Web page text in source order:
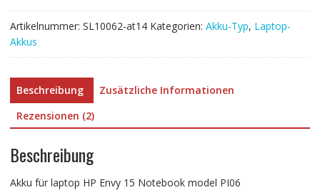
PI06
Menge
Artikelnummer: SL10062-at14 Kategorien: Akku-Typ, Laptop-
Akkus
Beschreibung
Zusätzliche Informationen
Rezensionen (2)
Beschreibung
Akku für laptop HP Envy 15 Notebook model PI06